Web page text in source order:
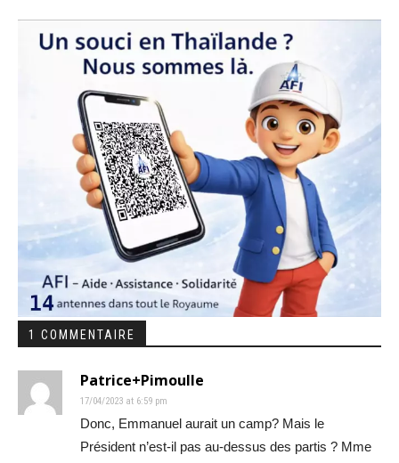
1 COMMENTAIRE
Patrice+Pimoulle
17/04/2023 at 6:59 pm
Donc, Emmanuel aurait un camp? Mais le
Président n’est-il pas au-dessus des partis ? Mme